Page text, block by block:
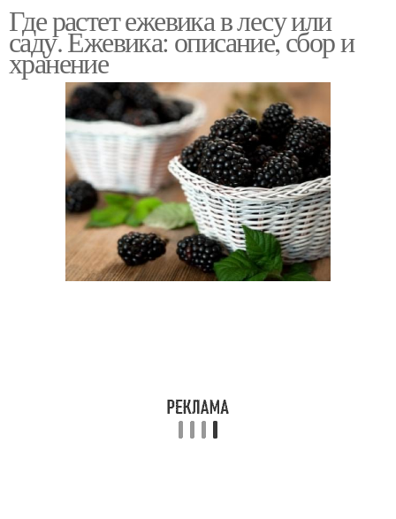
Где растет ежевика в лесу или
саду. Ежевика: описание, сбор и
хранение